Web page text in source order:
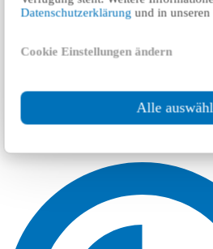
Datenschutzerklärung und in unseren
Cookie Einstellungen ändern
Alle